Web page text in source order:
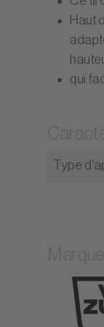
Haut
qui
Type